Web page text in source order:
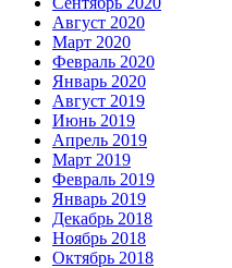
Август 2020
Март 2020
Февраль 2020
Январь 2020
Август 2019
Июнь 2019
Апрель 2019
Март 2019
Февраль 2019
Январь 2019
Декабрь 2018
Ноябрь 2018
Октябрь 2018